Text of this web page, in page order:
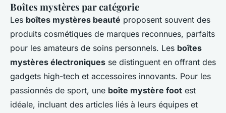
Boîtes mystères par catégorie
Les boîtes mystères beauté proposent souvent des
produits cosmétiques de marques reconnues, parfaits
pour les amateurs de soins personnels. Les boîtes
mystères électroniques se distinguent en offrant des
gadgets high-tech et accessoires innovants. Pour les
passionnés de sport, une boîte mystère foot est
idéale, incluant des articles liés à leurs équipes et